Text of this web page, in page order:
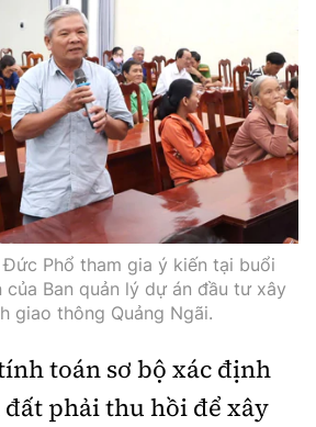
Phổ tham gia ý kiến tại buổi
của Ban quản lý dự án đầu tư xây
giao thông Quảng Ngãi.
toán sơ bộ xác định
phải thu hồi để xây